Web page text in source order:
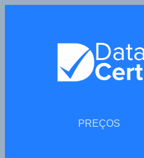
PREÇOS